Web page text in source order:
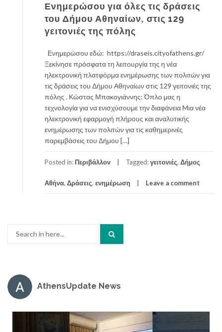
Ενημερώσου για όλες τις δράσεις
του Δήμου Αθηναίων, στις 129
γειτονιές της πόλης
Ενημερώσου εδώ: https://draseis.cityofathens.gr/
Ξεκίνησε πρόσφατα τη λειτουργία της η νέα
ηλεκτρονική πλατφόρμα ενημέρωσης των πολιτών για
τις δράσεις του Δήμου Αθηναίων στις 129 γειτονιές της
πόλης . Κώστας Μπακογιάννης: Όπλο μας η
τεχνολογία για να ενισχύσουμε την διαφάνεια Mια νέα
ηλεκτρονική εφαρμογή πλήρους και αναλυτικής
ενημέρωσης των πολιτών για τις καθημερινές
παρεμβάσεις του Δήμου […]
Posted in: Περιβάλλον Tagged:γειτονιές, Δήμος
Αθήνα, Δράσεις, ενημέρωση Leave a comment
AthensUpdate News